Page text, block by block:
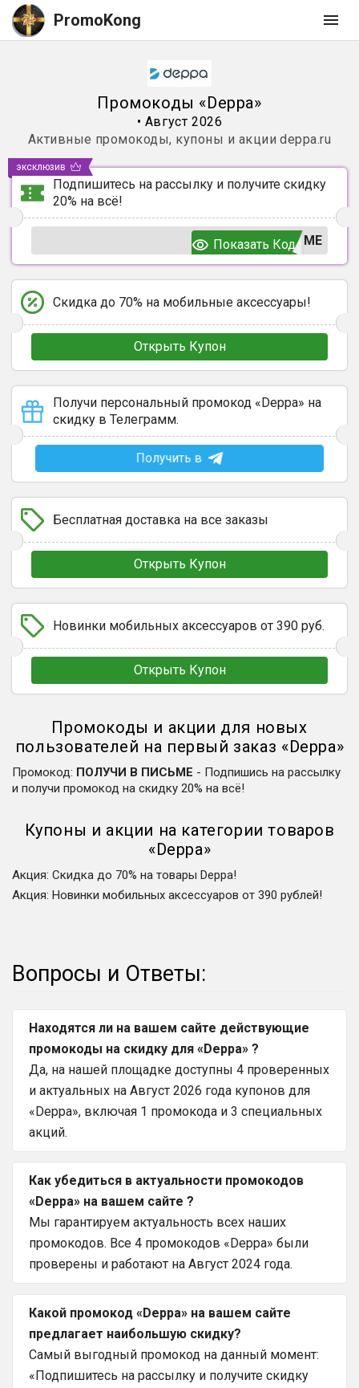
PromoKong
Промокоды «Deppa»
• Август 2026
Активные промокоды, купоны и акции deppa.ru
Подпишитесь на рассылку и получите скидку
20% на всё!
ЬМЕ
Показать Код
эксклюзив
Скидка до 70% на мобильные аксессуары!
Открыть Купон
Получи персональный промокод «Deppa» на
скидку в Телеграмм.
Получить в
Бесплатная доставка на все заказы
Открыть Купон
Новинки мобильных аксессуаров от 390 руб.
Открыть Купон
Промокоды и акции для новых
пользователей на первый заказ «Deppa»
Промокод: ПОЛУЧИ В ПИСЬМЕ - Подпишись на рассылку
и получи промокод на скидку 20% на всё!
Купоны и акции на категории товаров
«Deppa»
Акция: Скидка до 70% на товары Deppa!
Акция: Новинки мобильных аксессуаров от 390 рублей!
Вопросы и Ответы:
Находятся ли на вашем сайте действующие
промокоды на скидку для «Deppa» ?
Да, на нашей площадке доступны 4 проверенных
и актуальных на Август 2026 года купонов для
«Deppa», включая 1 промокода и 3 специальных
акций.
Как убедиться в актуальности промокодов
«Deppa» на вашем сайте ?
Мы гарантируем актуальность всех наших
промокодов. Все 4 промокодов «Deppa» были
проверены и работают на Август 2024 года.
Какой промокод «Deppa» на вашем сайте
предлагает наибольшую скидку?
Самый выгодный промокод на данный момент:
«Подпишитесь на рассылку и получите скидку